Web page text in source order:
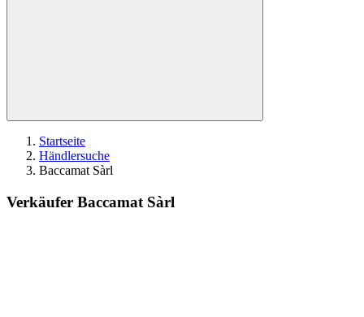
Startseite
Händlersuche
Baccamat Sàrl
Verkäufer Baccamat Sàrl